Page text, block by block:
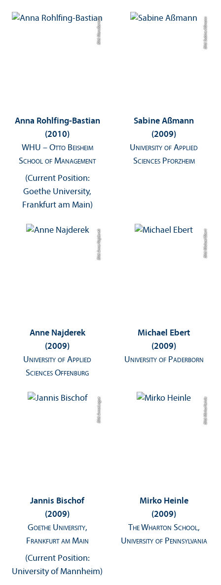
Bild: Marc Bartolo
Anna Rohlfing-Bastian
(2010)
WHU – Otto Beisheim
School of Management
(Current Position:
Goethe University,
Frankfurt am Main)
Bild: Sabine Aßmann
Sabine Aßmann
(2009)
University of Applied
Sciences Pforzheim
Bild: Anne Najderek
Anne Najderek
(2009)
University of Applied
Sciences Offenburg
Bild: Michael Ebert
Michael Ebert
(2009)
University of Paderborn
Bild: Anna Logue
Jannis Bischof
(2009)
Goethe University,
Frankfurt am Main
(Current Position:
University of Mannheim)
Bild: Mirko Heinle
Mirko Heinle
(2009)
The Wharton School,
University of Pennsylvania